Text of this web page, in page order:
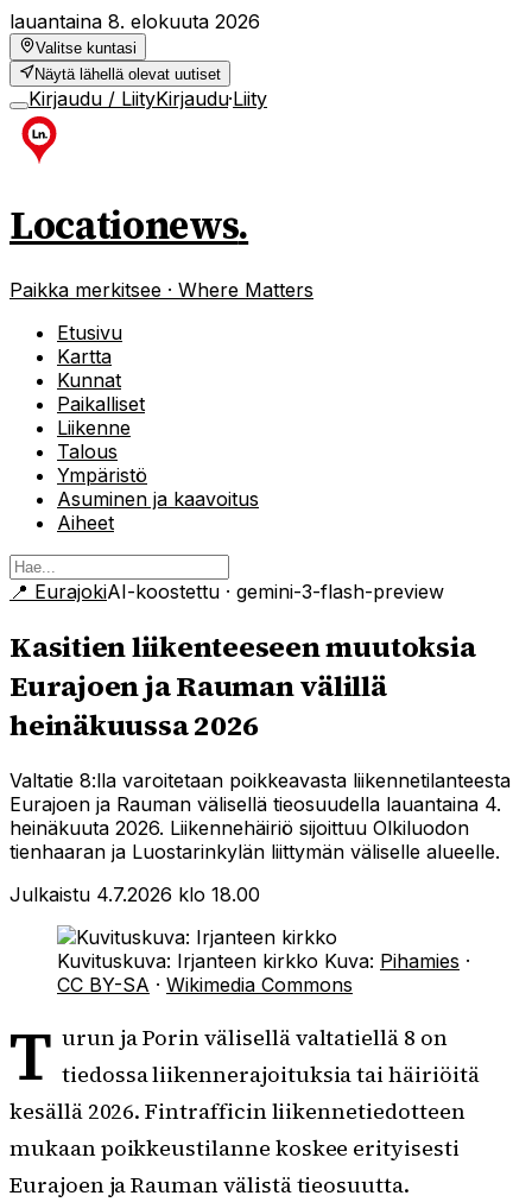
lauantaina 8. elokuuta 2026
Valitse kuntasi
Näytä lähellä olevat uutiset
Kirjaudu / LiityKirjaudu·Liity
Locationews.
Paikka merkitsee · Where Matters
Etusivu
Kartta
Kunnat
Paikalliset
Liikenne
Talous
Ympäristö
Asuminen ja kaavoitus
Aiheet
📍 EurajokiAI-koostettu · gemini-3-flash-preview
Kasitien liikenteeseen muutoksia
Eurajoen ja Rauman välillä
heinäkuussa 2026
Valtatie 8:lla varoitetaan poikkeavasta liikennetilanteesta
Eurajoen ja Rauman välisellä tieosuudella lauantaina 4.
heinäkuuta 2026. Liikennehäiriö sijoittuu Olkiluodon
tienhaaran ja Luostarinkylän liittymän väliselle alueelle.
Julkaistu 4.7.2026 klo 18.00
Kuvituskuva: Irjanteen kirkko Kuva: Pihamies ·
CC BY-SA · Wikimedia Commons
T urun ja Porin välisellä valtatiellä 8 on
tiedossa liikennerajoituksia tai häiriöitä
kesällä 2026. Fintrafficin liikennetiedotteen
mukaan poikkeustilanne koskee erityisesti
Eurajoen ja Rauman välistä tieosuutta.